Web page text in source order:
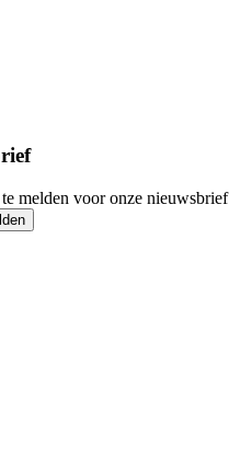
melden voor onze nieuwsbrief